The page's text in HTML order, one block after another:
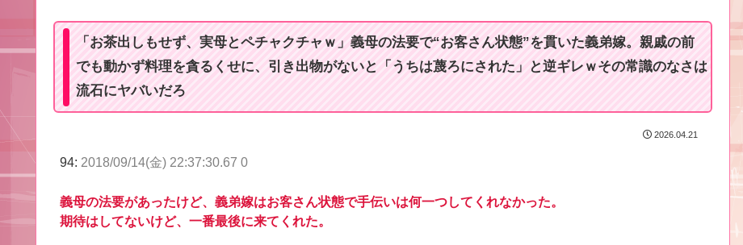
t
e
「お茶出しもせず、実母とペチャクチャｗ」義母の法要で“お客さん状態”を貫いた義弟嫁。親戚の前
でも動かず料理を貪るくせに、引き出物がないと「うちは蔑ろにされた」と逆ギレｗその常識のなさは
流石にヤバいだろ
2026.04.21
94: 2018/09/14(金) 22:37:30.67 0
義母の法要があったけど、義弟嫁はお客さん状態で手伝いは何一つしてくれなかった。
期待はしてないけど、一番最後に来てくれた。